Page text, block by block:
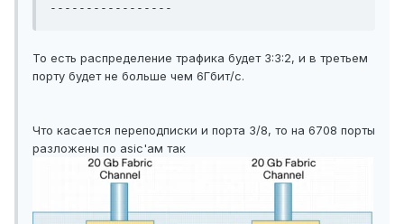
-----------------
То есть распределение трафика будет 3:3:2, и в третьем
порту будет не больше чем 6Гбит/с.
Что касается переподписки и порта 3/8, то на 6708 порты
разложены по asic'ам так